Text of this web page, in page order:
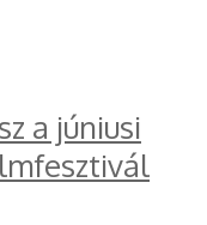
a júniusi